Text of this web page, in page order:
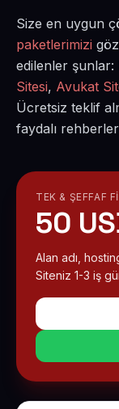
Size en uygun
paketlerimizi
edilenler şunlar:
Sitesi, Avukat
Ücretsiz teklif
faydalı
TEK & ŞEFFAF
50
Alan adı,
Siteniz 1-3 iş